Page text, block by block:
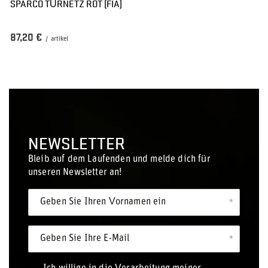
SPARCO TÜRNETZ ROT (FIA)
87,20 € / artikel
NEWSLETTER
Bleib auf dem Laufenden und melde dich für
unseren Newsletter an!
Geben Sie Ihren Vornamen ein
Geben Sie Ihre E-Mail